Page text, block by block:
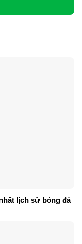
lịch sử bóng đá